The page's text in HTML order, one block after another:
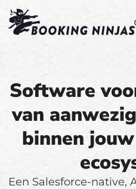
Software
van
binnen
Een Salesforce-native,